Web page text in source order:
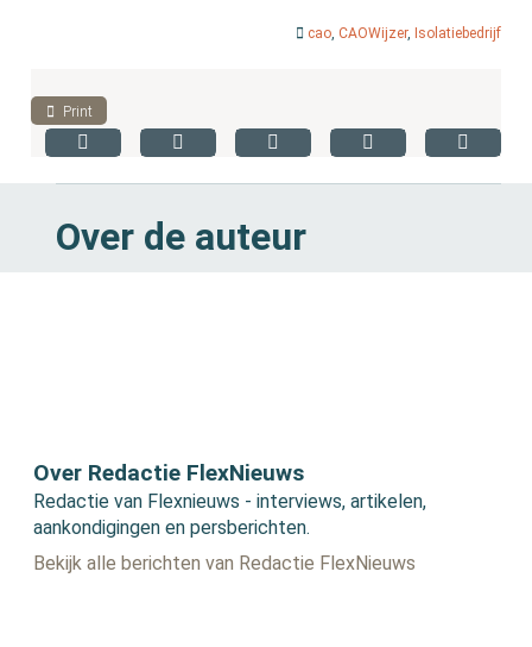
cao, CAOWijzer, Isolatiebedrijf
Print
Over de auteur
Over Redactie FlexNieuws
Redactie van Flexnieuws - interviews, artikelen,
aankondigingen en persberichten.
Bekijk alle berichten van Redactie FlexNieuws